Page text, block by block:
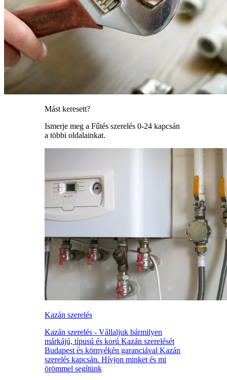
Mást keresett?
Ismerje meg a Fűtés szerelés 0-24 kapcsán
a többi oldalainkat.
Kazán szerelés
Kazán szerelés - Vállaljuk bármilyen
márkájú, típusú és korú Kazán szerelését
Budapest és környékén garanciával Kazán
szerelés kapcsán. Hívjon minket és mi
örömmel segítünk